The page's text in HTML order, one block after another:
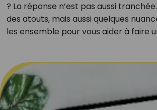
? La réponse n’est pas aussi
des atouts, mais aussi quelques
les ensemble pour vous aider à faire